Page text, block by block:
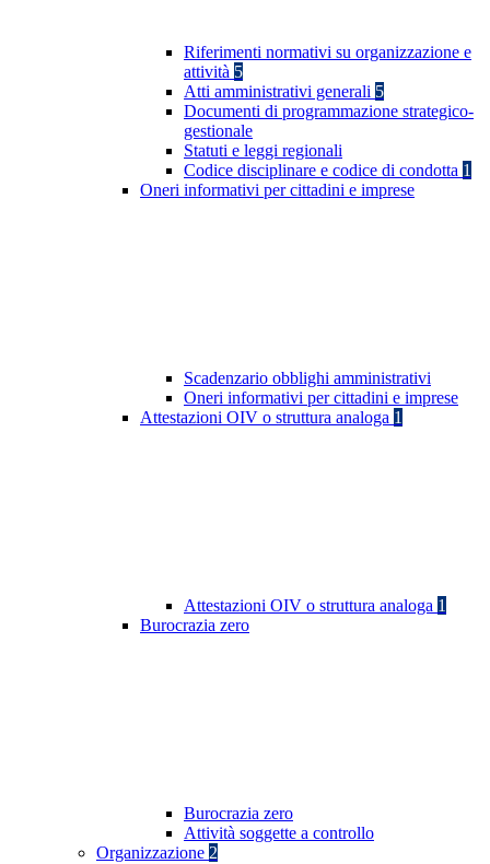
Riferimenti normativi su organizzazione e
attività 5
Atti amministrativi generali 5
Documenti di programmazione strategico-
gestionale
Statuti e leggi regionali
Codice disciplinare e codice di condotta 1
Oneri informativi per cittadini e imprese
Scadenzario obblighi amministrativi
Oneri informativi per cittadini e imprese
Attestazioni OIV o struttura analoga 1
Attestazioni OIV o struttura analoga 1
Burocrazia zero
Burocrazia zero
Attività soggette a controllo
Organizzazione 2